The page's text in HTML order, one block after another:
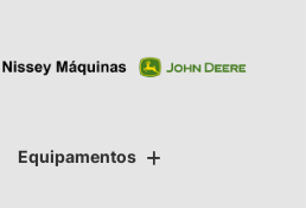
Equipamentos